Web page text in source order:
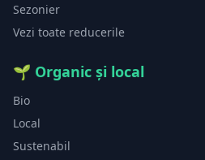
Sezonier
Vezi toate reducerile
🌱 Organic și local
Bio
Local
Sustenabil